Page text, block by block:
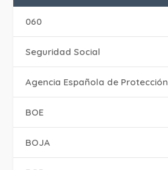
060
Seguridad Social
Agencia Española de
BOE
BOJA